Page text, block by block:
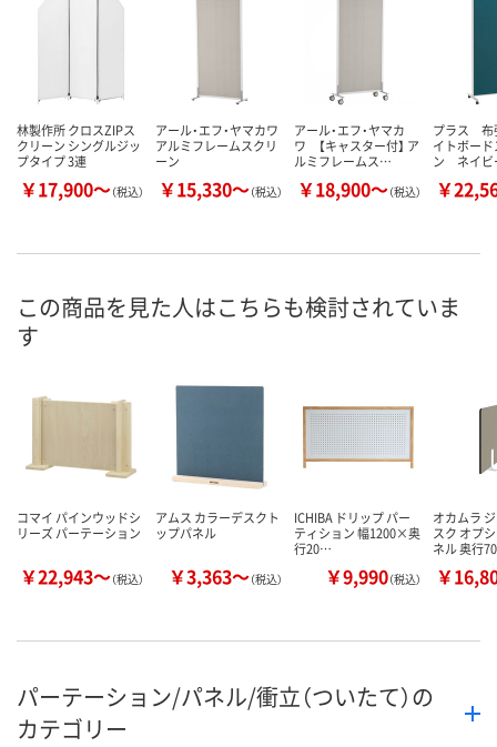
林製作所 クロスZIPス
クリーン シングルジッ
プタイプ 3連
￥17,900～（税込）
アール・エフ・ヤマカワ
アルミフレームスクリ
ーン
￥15,330～（税込）
アール・エフ・ヤマカ
ワ 【キャスター付】 ア
ルミフレームス…
￥18,900～（税込）
プラス 布
イトボー
ン ネイビ
￥
この商品を見た人はこちらも検討されていま
す
コマイ パインウッドシ
リーズ パーテーション
￥22,943～（税込）
アムス カラーデスクト
ップパネル
￥3,363～（税込）
ICHIBA ドリップ パー
ティション 幅1200×奥
行20…
￥9,990（税込）
オカムラ
スク オプ
ネル 奥行
￥
パーテーション/パネル/衝立（ついたて）の
カテゴリー